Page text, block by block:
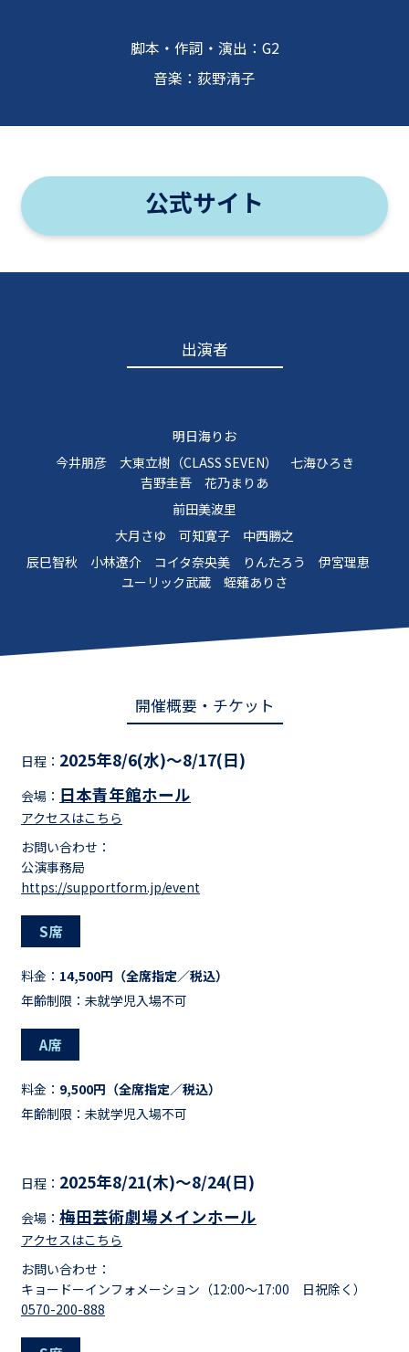
脚本・作詞・演出： G2
音楽：荻野清子
公式サイト
出演者
明日海りお
今井朋彦 大東立樹（CLASS SEVEN） 七海ひろき
吉野圭吾 花乃まりあ
前田美波里
大月さゆ 可知寛子 中西勝之
辰巳智秋 小林遼介 コイタ奈央美 りんたろう 伊宮理恵
ユーリック武蔵 蛭薙ありさ
開催概要・チケット
日程： 2025年8/6(水)～8/17(日)
会場： 日本青年館ホール
アクセスはこちら
お問い合わせ：
公演事務局
https://supportform.jp/event
S席
料金： 14,500円（全席指定／税込）
年齢制限：未就学児入場不可
A席
料金： 9,500円（全席指定／税込）
年齢制限：未就学児入場不可
日程： 2025年8/21(木)～8/24(日)
会場： 梅田芸術劇場メインホール
アクセスはこちら
お問い合わせ：
キョードーインフォメーション（12:00～17:00 日祝除く）
0570-200-888